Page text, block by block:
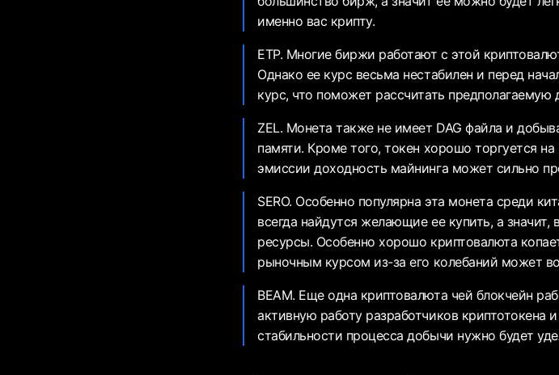
именно вас крипту.
ETP. Многие биржи работают с этой
Однако ее курс весьма нестабилен и перед
курс, что поможет рассчитать предполагаемую
ZEL. Монета также не имеет DAG файла и
памяти. Кроме того, токен хорошо торгуется
эмиссии доходность майнинга может сильно
SERO. Особенно популярна эта монета среди
всегда найдутся желающие ее купить, а
ресурсы. Особенно хорошо криптовалюта
рыночным курсом из-за его колебаний может
BEAM. Еще одна криптовалюта чей блокчейн
активную работу разработчиков
стабильности процесса добычи нужно будет